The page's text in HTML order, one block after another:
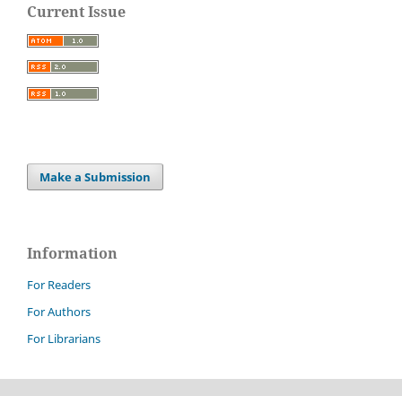
Current Issue
Make a Submission
Information
For Readers
For Authors
For Librarians